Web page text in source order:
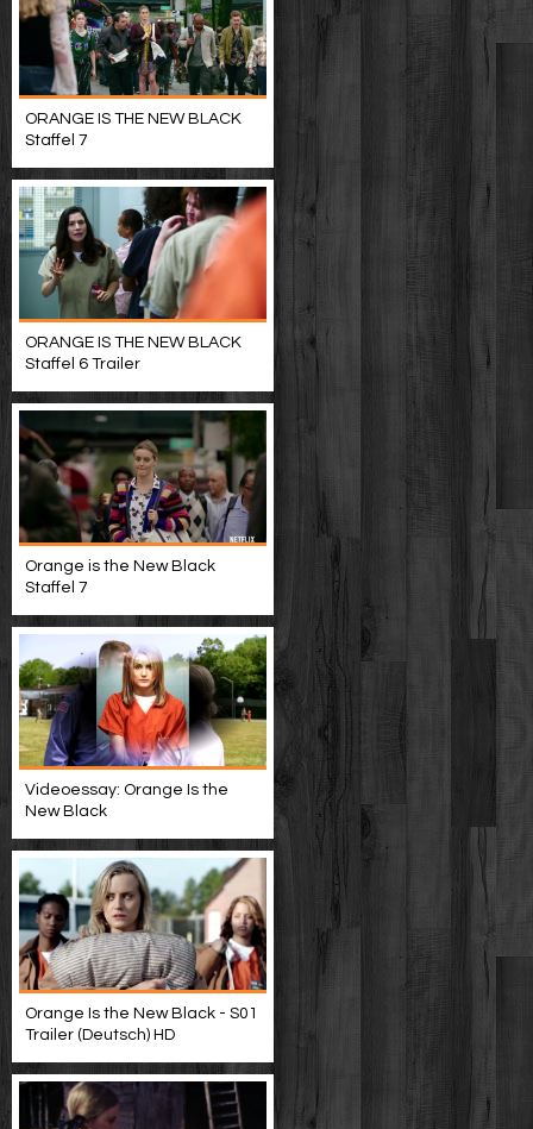
ORANGE IS THE NEW BLACK
Staffel 7
ORANGE IS THE NEW BLACK
Staffel 6 Trailer
Orange is the New Black
Staffel 7
Videoessay: Orange Is the
New Black
Orange Is the New Black - S01
Trailer (Deutsch) HD